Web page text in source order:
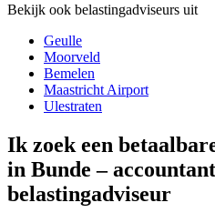
Bekijk ook belastingadviseurs uit
Geulle
Moorveld
Bemelen
Maastricht Airport
Ulestraten
Ik zoek een
in Bunde –
belastingadviseur